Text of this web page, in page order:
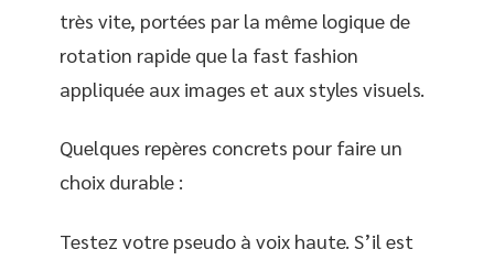
très vite, portées par la même logique de
rotation rapide que la fast fashion
appliquée aux images et aux styles visuels.
Quelques repères concrets pour faire un
choix durable :
Testez votre pseudo à voix haute. S’il est